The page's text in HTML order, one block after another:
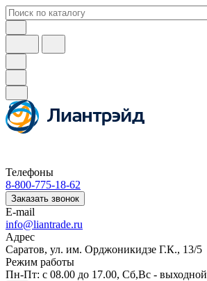
Телефоны
8-800-775-18-62
Заказать звонок
E-mail
info@liantrade.ru
Адрес
Саратов, ул. им. Орджоникидзе Г.К., 13/5
Режим работы
Пн-Пт: c 08.00 до 17.00, Cб,Вс - выходной